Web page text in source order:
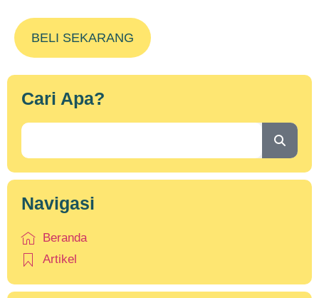
BELI SEKARANG
Cari Apa?
Navigasi
Beranda
Artikel